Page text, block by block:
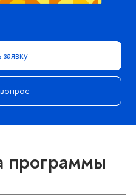
программы